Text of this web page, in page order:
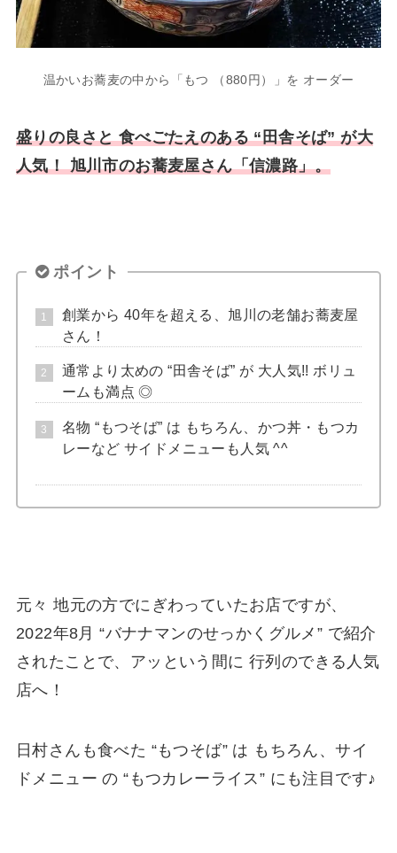
温かいお蕎麦の中から「もつ （880円）」を オーダー
盛りの良さと 食べごたえのある “田舎そば” が大
人気！ 旭川市のお蕎麦屋さん「信濃路」。
ポイント
創業から 40年を超える、旭川の老舗お蕎麦屋
さん！
通常より太めの “田舎そば” が 大人気!! ボリュ
ームも満点 ◎
名物 “もつそば” は もちろん、かつ丼・もつカ
レーなど サイドメニューも人気 ^^
元々 地元の方でにぎわっていたお店ですが、
2022年8月 “バナナマンのせっかくグルメ” で紹介
されたことで、アッという間に 行列のできる人気
店へ！
日村さんも食べた “もつそば” は もちろん、サイ
ドメニュー の “もつカレーライス” にも注目です♪